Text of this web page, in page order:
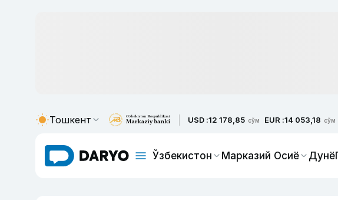
Тошкент USD :12 178,85 сўм EUR :14 053,18 сўм
Ўзбекистон Марказий Осиё Дунё